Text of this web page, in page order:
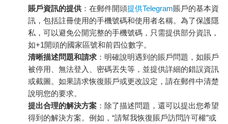
賬戶資訊的提供 ：在郵件開頭提供Telegram賬戶的基本資
訊，包括註冊使用的手機號碼和使用者名稱。為了保護隱
私，可以避免公開完整的手機號碼，只需提供部分資訊，
如+1開頭的國家區號和前四位數字。
清晰描述問題和請求 ：明確說明遇到的賬戶問題，如賬戶
被停用、無法登入、密碼丟失等，並提供詳細的錯誤資訊
或截圖。如果請求恢復賬戶或更改設定，請在郵件中清楚
說明您的要求。
提出合理的解決方案 ：除了描述問題，還可以提出您希望
得到的解決方案。例如，“請幫我恢復賬戶訪問許可權”或